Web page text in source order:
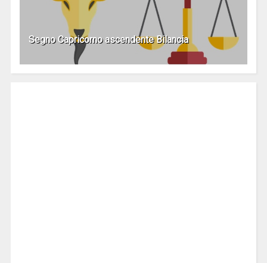
Segno Capricorno ascendente Bilancia